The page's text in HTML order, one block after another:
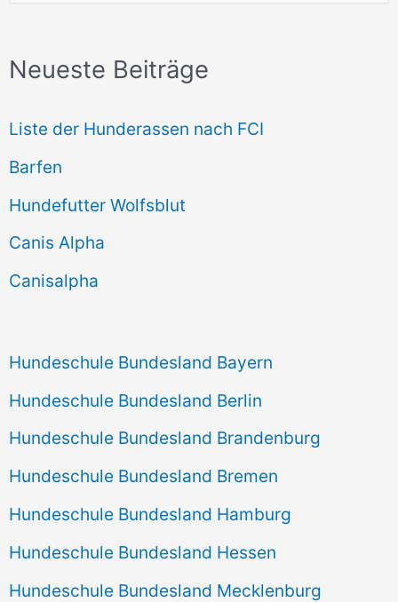
h
n
n
a
c
h
Neueste Beiträge
Liste der Hunderassen nach FCI
Barfen
Hundefutter Wolfsblut
Canis Alpha
Canisalpha
Hundeschule Bundesland Bayern
Hundeschule Bundesland Berlin
Hundeschule Bundesland Brandenburg
Hundeschule Bundesland Bremen
Hundeschule Bundesland Hamburg
Hundeschule Bundesland Hessen
Hundeschule Bundesland Mecklenburg